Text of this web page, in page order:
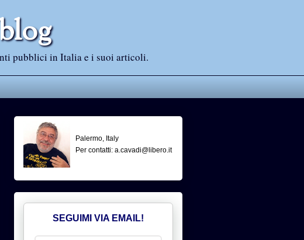
pubblici in Italia e i suoi articoli.
Palermo, Italy
Per contatti: a.cavadi@libero.it
SEGUIMI VIA EMAIL!